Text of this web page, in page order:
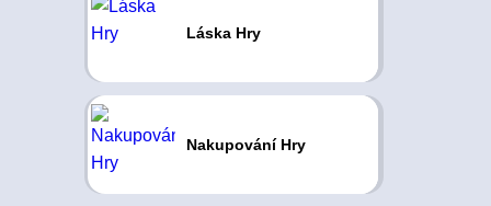
Láska Hry
Nakupování Hry